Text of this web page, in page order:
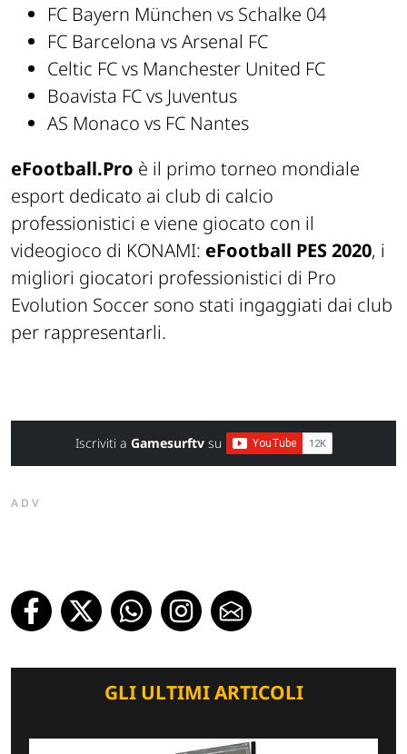
FC Bayern München vs Schalke 04
FC Barcelona vs Arsenal FC
Celtic FC vs Manchester United FC
Boavista FC vs Juventus
AS Monaco vs FC Nantes
eFootball.Pro è il primo torneo mondiale
esport dedicato ai club di calcio
professionistici e viene giocato con il
videogioco di KONAMI: eFootball PES 2020, i
migliori giocatori professionistici di Pro
Evolution Soccer sono stati ingaggiati dai club
per rappresentarli.
Iscriviti a Gamesurftvsu
ADV
GLI ULTIMI ARTICOLI